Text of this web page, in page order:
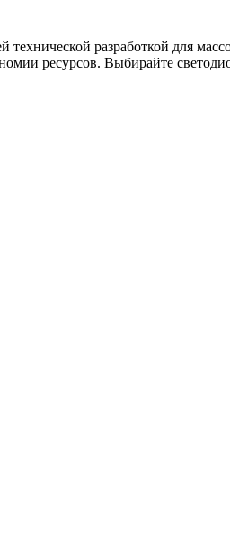
разработкой для
ресурсов. Выбирайте